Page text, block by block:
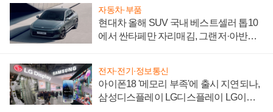
자동차·부품
현대차 올해 SUV 국내 베스트셀러 톱10
에서 싼타페만 자리매김, 그랜저·아반떼
전자·전기·정보통신
아이폰18 '메모리 부족'에 출시 지연되나,
삼성디스플레이 LG디스플레이 LG이노